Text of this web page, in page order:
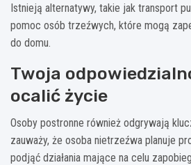
Istnieją alternatywy, takie jak transport
pomoc osób trzeźwych, które mogą
do domu.
Twoja
ocalić życie
Osoby postronne również odgrywają
zauważy, że osoba nietrzeźwa planuje
podjąć działania mające na celu